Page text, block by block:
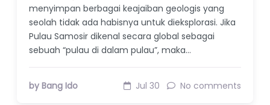
menyimpan berbagai keajaiban geologis yang
seolah tidak ada habisnya untuk dieksplorasi. Jika
Pulau Samosir dikenal secara global sebagai
sebuah “pulau di dalam pulau”, maka…
by Bang Ido Jul 30 No comments